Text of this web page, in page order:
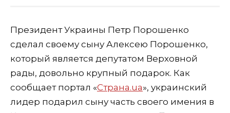
Президент Украины Петр Порошенко
сделал своему сыну Алексею Порошенко,
который является депутатом Верховной
рады, довольно крупный подарок. Как
сообщает портал «Страна.ua», украинский
лидер подарил сыну часть своего имения в